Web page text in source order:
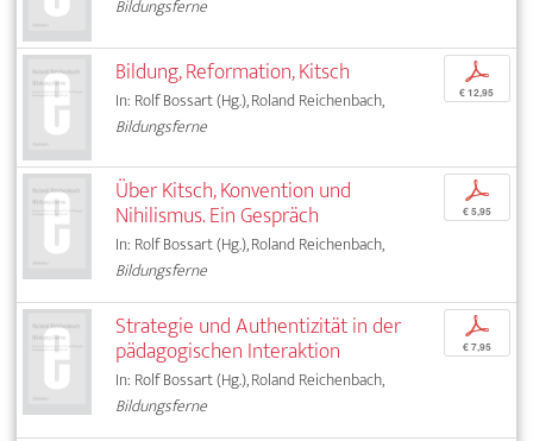
Bildungsferne
Bildung, Reformation, Kitsch
In: Rolf Bossart (Hg.), Roland Reichenbach,
Bildungsferne
p
€ 12,95
Über Kitsch, Konvention und
Nihilismus. Ein Gespräch
In: Rolf Bossart (Hg.), Roland Reichenbach,
Bildungsferne
p
€ 5,95
Strategie und Authentizität in der
pädagogischen Interaktion
In: Rolf Bossart (Hg.), Roland Reichenbach,
Bildungsferne
p
€ 7,95